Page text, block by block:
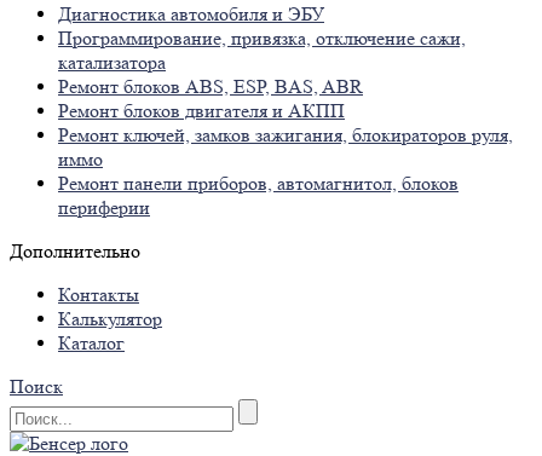
Диагностика автомобиля и ЭБУ
Программирование, привязка, отключение сажи,
катализатора
Ремонт блоков ABS, ESP, BAS, ABR
Ремонт блоков двигателя и АКПП
Ремонт ключей, замков зажигания, блокираторов руля,
иммо
Ремонт панели приборов, автомагнитол, блоков
периферии
Дополнительно
Контакты
Калькулятор
Каталог
Поиск